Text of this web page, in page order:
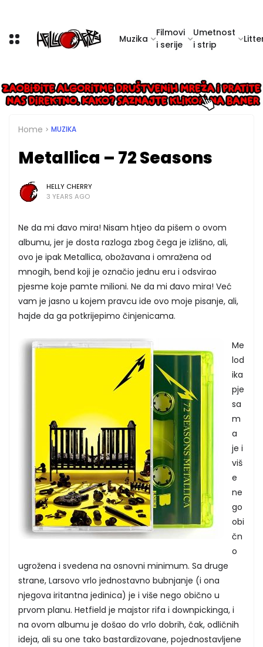
Muzika
Filmovi
i serije
Umetnost
i strip
Home MUZIKA
Metallica – 72 Seasons
HELLY CHERRY
3 YEARS AGO
Ne da mi đavo mira! Nisam htjeo da pišem o ovom
albumu, jer je dosta razloga zbog čega je izlišno, ali,
ovo je ipak Metallica, obožavana i omražena od
mnogih, bend koji je označio jednu eru i odsvirao
pjesme koje pamte milioni. Ne da mi đavo mira! Već
vam je jasno u kojem pravcu ide ovo moje pisanje, ali,
hajde da ga potkrijepimo činjenicama.
Me
lod
ika
pje
sa
m
a
je i
viš
e
ne
go
obi
čn
o
ugrožena i svedena na osnovni minimum. Sa druge
strane, Larsovo vrlo jednostavno bubnjanje (i ona
njegova iritantna jedinica) je i više nego obično u
prvom planu. Hetfield je majstor rifa i downpickinga, i
na ovom albumu je došao do vrlo dobrih, čak, odličnih
ideja, ali su one tako bastardizovane, pojednostavljene